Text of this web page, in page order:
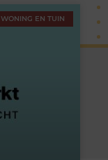
WONING EN TUIN